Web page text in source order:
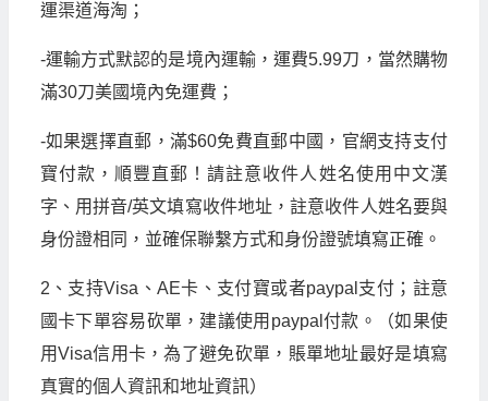
運渠道海淘；
-運輸方式默認的是境內運輸，運費5.99刀，當然購物
滿30刀美國境內免運費；
-如果選擇直郵，滿$60免費直郵中國，官網支持支付
寶付款，順豐直郵！請註意收件人姓名使用中文漢
字、用拼音/英文填寫收件地址，註意收件人姓名要與
身份證相同，並確保聯繫方式和身份證號填寫正確。
2、支持Visa、AE卡、支付寶或者paypal支付；註意
國卡下單容易砍單，建議使用paypal付款。（如果使
用Visa信用卡，為了避免砍單，賬單地址最好是填寫
真實的個人資訊和地址資訊）